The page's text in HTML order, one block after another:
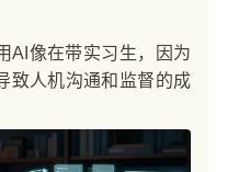
AI像在带实习生，因为
致人机沟通和监督的成